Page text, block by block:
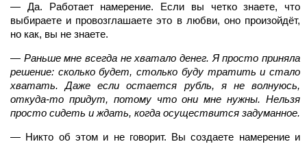
— Да. Работает намерение. Если вы четко знаете, что
выбираете и провозглашаете это в любви, оно произойдёт,
но как, вы не знаете.
— Раньше мне всегда не хватало денег. Я просто приняла
решение: сколько будет, столько буду тратить и стало
хватать. Даже если остается рубль, я не волнуюсь,
откуда-то придут, потому что они мне нужны. Нельзя
просто сидеть и ждать, когда осуществится задуманное.
— Никто об этом и не говорит. Вы создаете намерение и